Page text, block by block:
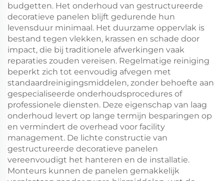
budgetten. Het onderhoud van gestructureerde
decoratieve panelen blijft gedurende hun
levensduur minimaal. Het duurzame oppervlak is
bestand tegen vlekken, krassen en schade door
impact, die bij traditionele afwerkingen vaak
reparaties zouden vereisen. Regelmatige reiniging
beperkt zich tot eenvoudig afvegen met
standaardreinigingsmiddelen, zonder behoefte aan
gespecialiseerde onderhoudsprocedures of
professionele diensten. Deze eigenschap van laag
onderhoud levert op lange termijn besparingen op
en vermindert de overhead voor facility
management. De lichte constructie van
gestructureerde decoratieve panelen
vereenvoudigt het hanteren en de installatie.
Monteurs kunnen de panelen gemakkelijk